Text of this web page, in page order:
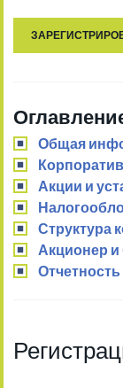
Общая
Акции и
Структура
Акционер
Отчетность